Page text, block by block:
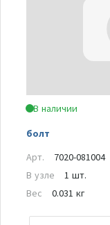
В наличии
болт
Арт.
7020-081004
В узле
1 шт.
Вес
0.031 кг